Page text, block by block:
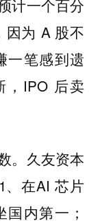
计一个百分
因为 A 股不
一笔感到遗
，IPO 后卖
。久友资本
、在AI 芯片
内第一；